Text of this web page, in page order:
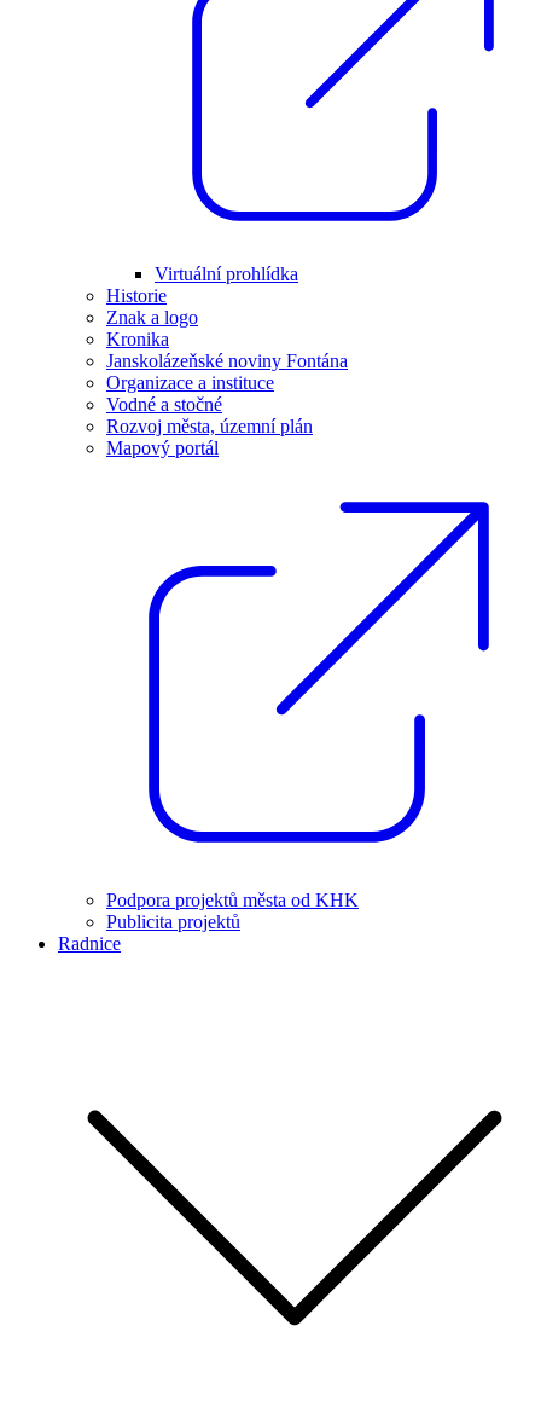
Virtuální prohlídka
Historie
Znak a logo
Kronika
Janskolázeňské noviny Fontána
Organizace a instituce
Vodné a stočné
Rozvoj města, územní plán
Mapový portál
Podpora projektů města od KHK
Publicita projektů
Radnice